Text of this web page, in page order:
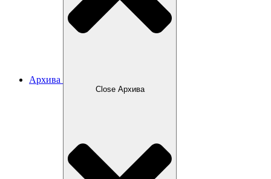
Архива
Close Архива